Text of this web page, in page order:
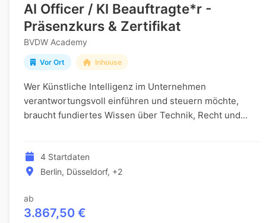
AI Officer / KI Beauftragte*r -
Präsenzkurs & Zertifikat
BVDW Academy
Vor Ort Inhouse
Wer Künstliche Intelligenz im Unternehmen
verantwortungsvoll einführen und steuern möchte,
braucht fundiertes Wissen über Technik, Recht und
4 Startdaten
Berlin, Düsseldorf, +2
ab
3.867,50 €